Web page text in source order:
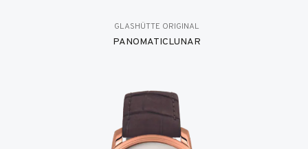
GLASHÜTTE ORIGINAL
PANOMATICLUNAR